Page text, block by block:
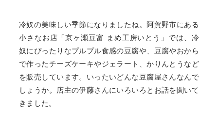
冷奴の美味しい季節になりましたね。阿賀野市にある
小さなお店「京ヶ瀬豆富 まめ工房いとう」では、冷
奴にぴったりなプルプル食感の豆腐や、豆腐やおから
で作ったチーズケーキやジェラート、かりんとうなど
を販売しています。いったいどんな豆腐屋さんなんで
しょうか。店主の伊藤さんにいろいろとお話を聞いて
きました。